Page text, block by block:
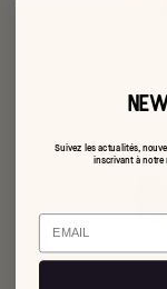
Suivez les actualités,
inscrivant à notre
Email